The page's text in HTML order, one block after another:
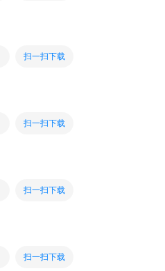
扫一扫下载
扫一扫下载
扫一扫下载
扫一扫下载